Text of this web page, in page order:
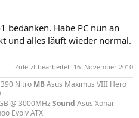
bedanken. Habe PC nun an
und alles läuft wieder normal.
Zuletzt bearbeitet: 16. November 2010
Nitro MBAsus Maximus VIII Hero
@ 3000MHz Sound Asus Xonar
Evolv ATX